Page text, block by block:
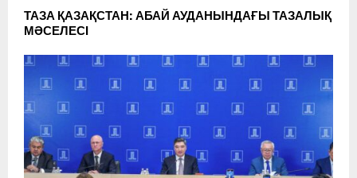
ТАЗА ҚАЗАҚСТАН: АБАЙ АУДАНЫНДАҒЫ ТАЗАЛЫҚ
МӘСЕЛЕСІ